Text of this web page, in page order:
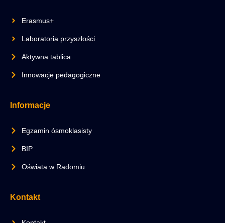
Erasmus+
Laboratoria przyszłości
Aktywna tablica
Innowacje pedagogiczne
Informacje
Egzamin ósmoklasisty
BIP
Oświata w Radomiu
Kontakt